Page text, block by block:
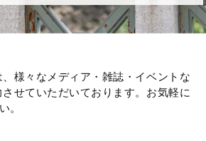
様々なメディア・雑誌・イベントな
せていただいております。お気軽に
。